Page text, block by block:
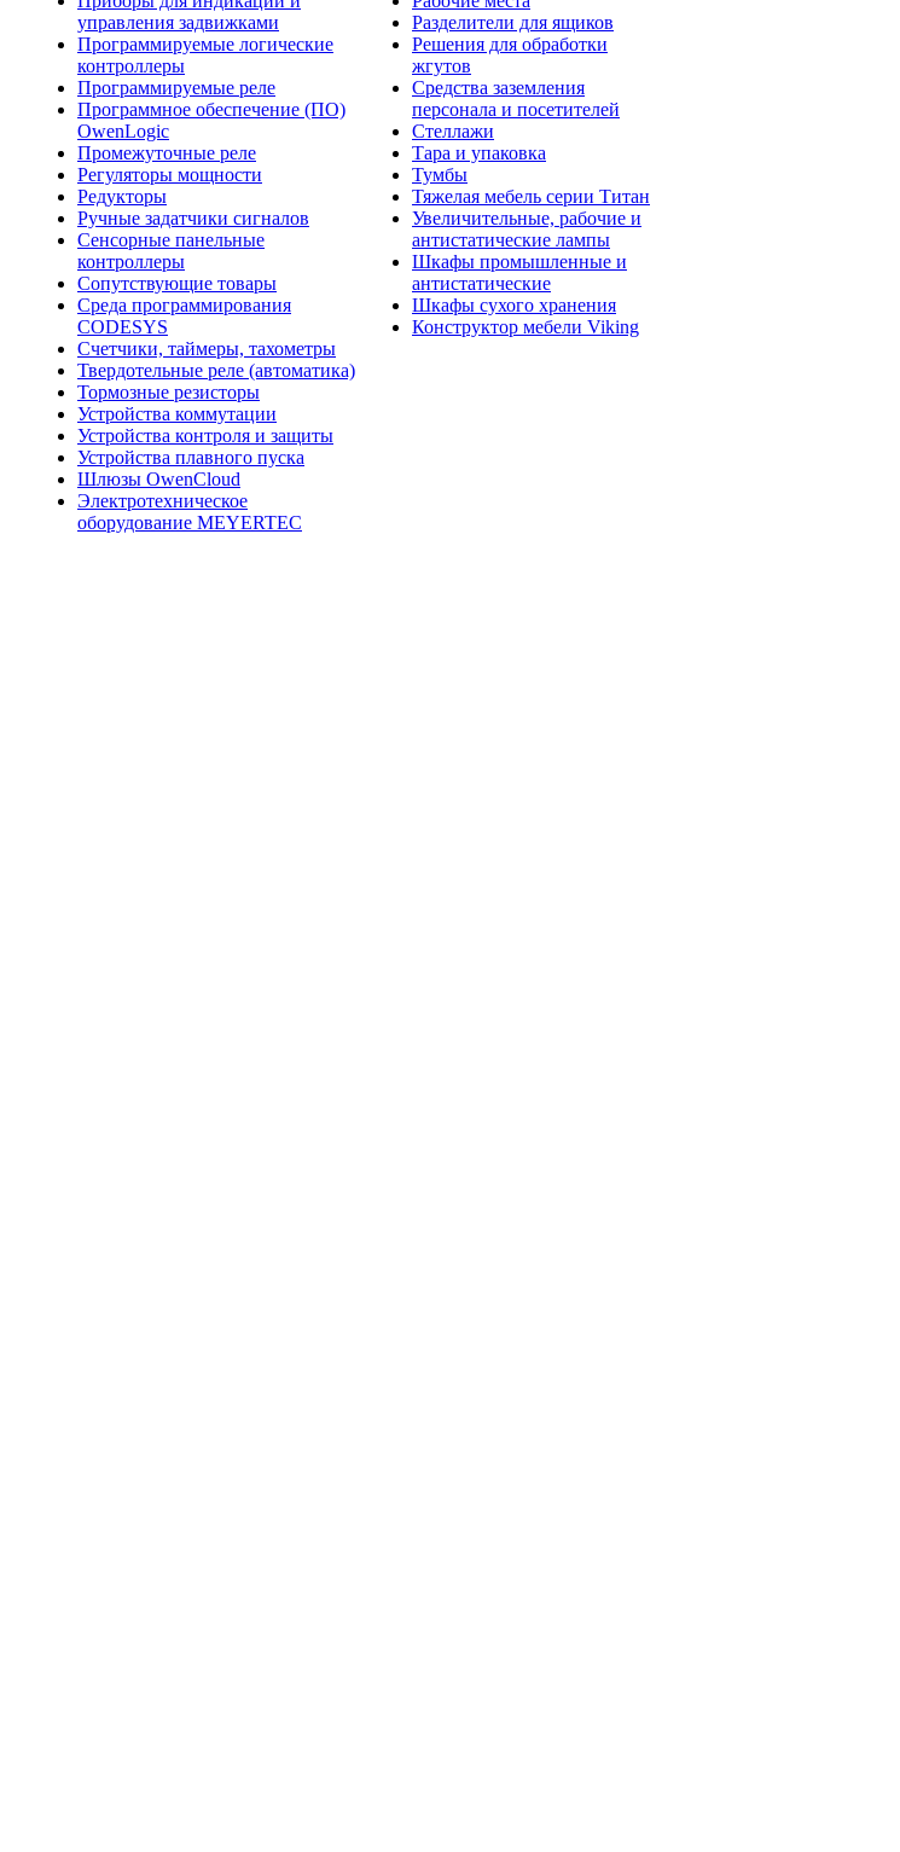
управления задвижками
Программируемые логические
контроллеры
Программируемые реле
Программное обеспечение (ПО)
OwenLogic
Промежуточные реле
Регуляторы мощности
Редукторы
Ручные задатчики сигналов
Сенсорные панельные
контроллеры
Сопутствующие товары
Среда программирования
CODESYS
Счетчики, таймеры, тахометры
Твердотельные реле (автоматика)
Тормозные резисторы
Устройства коммутации
Устройства контроля и защиты
Устройства плавного пуска
Шлюзы OwenCloud
Электротехническое
оборудование MEYERTEC
Разделители для ящиков
Решения для обработки
жгутов
Средства заземления
персонала и посетителей
Стеллажи
Тара и упаковка
Тумбы
Тяжелая мебель серии Титан
Увеличительные, рабочие и
антистатические лампы
Шкафы промышленные и
антистатические
Шкафы сухого хранения
Конструктор мебели Viking